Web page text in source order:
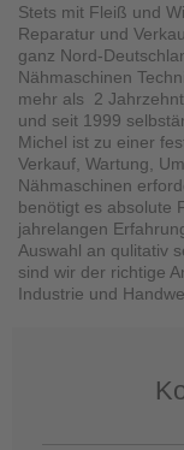
Stets mit Fleiß und
Reparatur und
ganz Nord-
Nähmaschinen
mehr als 2
und seit 1999
Michel ist zu einer
Verkauf, Wartung,
Nähmaschinen
benötigt es absolute
jahrelangen
Auswahl an qulitativ
sind wir der richtige
Industrie und